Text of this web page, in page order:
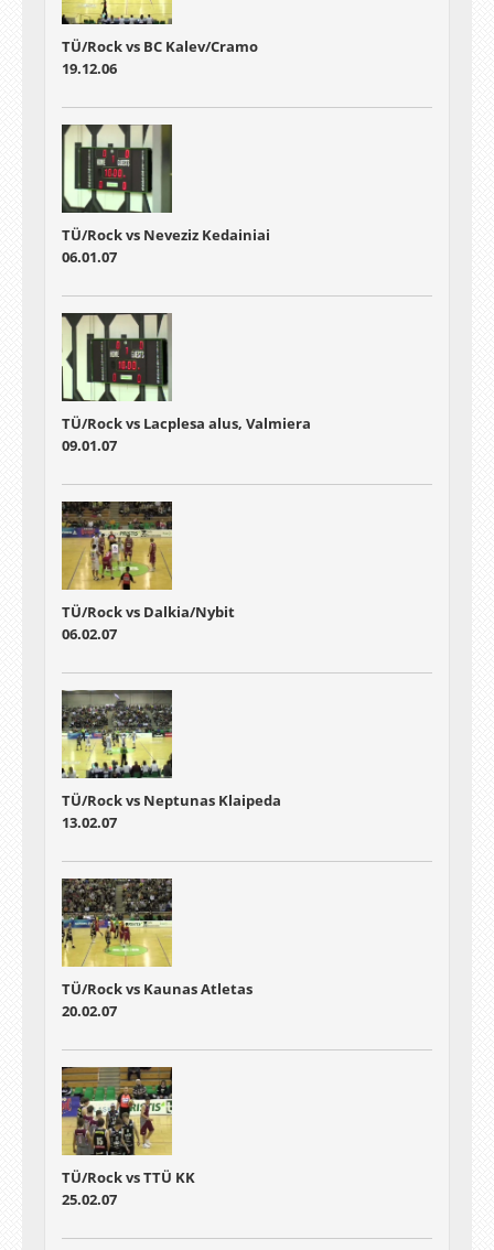
TÜ/Rock vs BC Kalev/Cramo
19.12.06
TÜ/Rock vs Neveziz Kedainiai
06.01.07
TÜ/Rock vs Lacplesa alus, Valmiera
09.01.07
TÜ/Rock vs Dalkia/Nybit
06.02.07
TÜ/Rock vs Neptunas Klaipeda
13.02.07
TÜ/Rock vs Kaunas Atletas
20.02.07
TÜ/Rock vs TTÜ KK
25.02.07